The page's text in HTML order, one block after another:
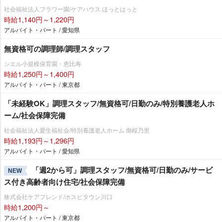
社会福祉法人フラワー園/ケアハウス ほっとはっと
時給1,140円～1,220円
アルバイト・パート / 愛知県
無資格可の調理師/調理スタッフ
シエル小規模保育園・恵比寿
時給1,250円～1,400円
アルバイト・パート / 東京都
「未経験OK」調理スタッフ/無資格可/日勤のみ/特別養護老人ホ
ーム/社会保障完備
社会福祉法人愛生福祉会/特別養護老人ホーム 御桜乃里
時給1,193円～1,296円
アルバイト・パート / 愛知県
NEW
「週2から可」調理スタッフ/無資格可/日勤のみ/サービ
ス付き高齢者向け住宅/社会保障完備
株式会社ケアフレンド/ホスピタウン川口
時給1,200円～
アルバイト・パート / 東京都